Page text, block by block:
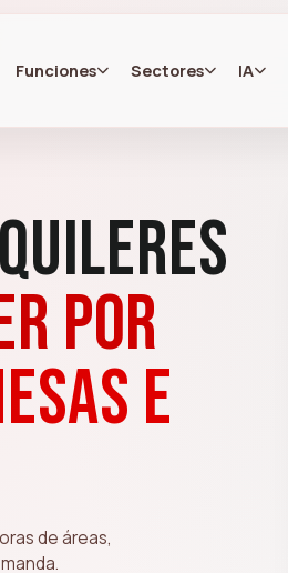
Funciones Sectores IA
por
e
de áreas,